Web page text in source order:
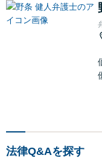
法律Q&Aを探す